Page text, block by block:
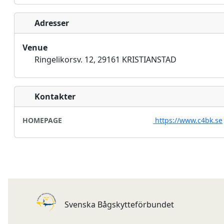
Adresser
Venue
Ringelikorsv. 12, 29161 KRISTIANSTAD
Kontakter
HOMEPAGE https://www.c4bk.se
Svenska Bågskytteförbundet